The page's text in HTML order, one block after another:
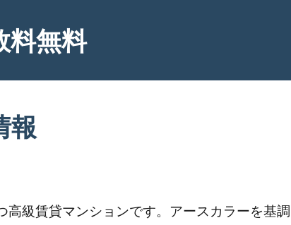
料無料
報
級賃貸マンションです。アースカラーを基調